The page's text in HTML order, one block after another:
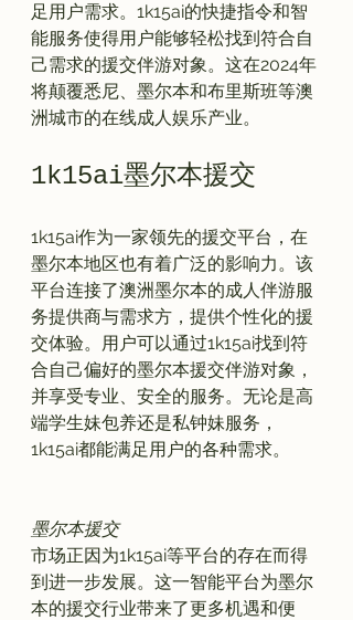
足用户需求。1k15ai的快捷指令和智
能服务使得用户能够轻松找到符合自
己需求的援交伴游对象。这在2024年
将颠覆悉尼、墨尔本和布里斯班等澳
1k15ai墨尔本援交
1k15ai作为一家领先的援交平台，在
墨尔本地区也有着广泛的影响力。该
平台连接了澳洲墨尔本的成人伴游服
务提供商与需求方，提供个性化的援
交体验。用户可以通过1k15ai找到符
合自己偏好的墨尔本援交伴游对象，
并享受专业、安全的服务。无论是高
端学生妹包养还是私钟妹服务，
1k15ai都能满足用户的各种需求。
墨尔本援交
市场正因为1k15ai等平台的存在而得
到进一步发展。这一智能平台为墨尔
本的援交行业带来了更多机遇和便